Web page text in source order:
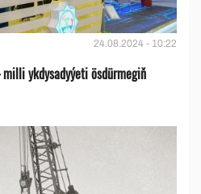
24.08.2024 - 10:22
ykdysadyýeti ösdürmegiň